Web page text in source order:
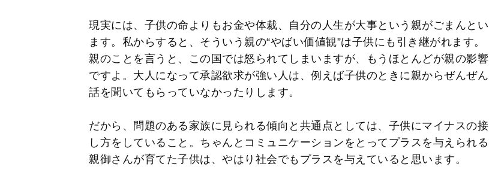
現実には、子供の命よりもお金や体裁、自分の人生が大事という親がごまんとい
ます。私からすると、そういう親の“やばい価値観”は子供にも引き継がれます。
親のことを言うと、この国では怒られてしまいますが、もうほとんどが親の影響
ですよ。大人になって承認欲求が強い人は、例えば子供のときに親からぜんぜん
話を聞いてもらっていなかったりします。
だから、問題のある家族に見られる傾向と共通点としては、子供にマイナスの接
し方をしていること。ちゃんとコミュニケーションをとってプラスを与えられる
親御さんが育てた子供は、やはり社会でもプラスを与えていると思います。